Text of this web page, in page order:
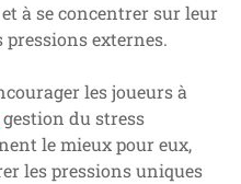
à se concentrer sur leur
externes.
les joueurs à
gestion du stress
le mieux pour eux,
les pressions uniques